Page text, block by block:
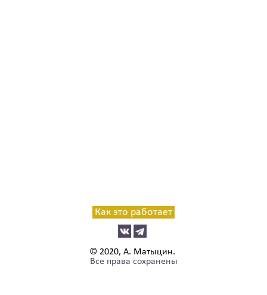
Как это работает
© 2020, А. Матыцин.
Все права сохранены